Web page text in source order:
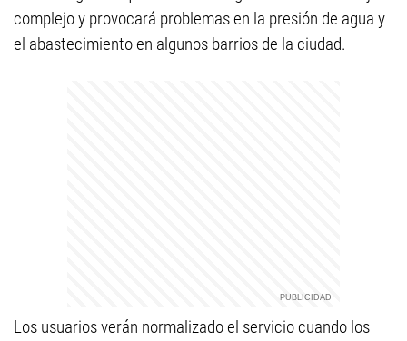
complejo y provocará problemas en la presión de agua y
el abastecimiento en algunos barrios de la ciudad.
Los usuarios verán normalizado el servicio cuando los